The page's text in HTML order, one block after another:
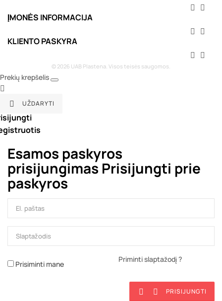
 
ĮMONĖS INFORMACIJA
 
KLIENTO PASKYRA
 
© 2026 UAB Plastena. Visos teisės saugomos.
Prekių krepšelis


UŽDARYTI
Esamos paskyros
prisijungimas Prisijungti prie
paskyros
Prisiminti mane
Priminti slaptažodį ?
  PRISIJUNGTI